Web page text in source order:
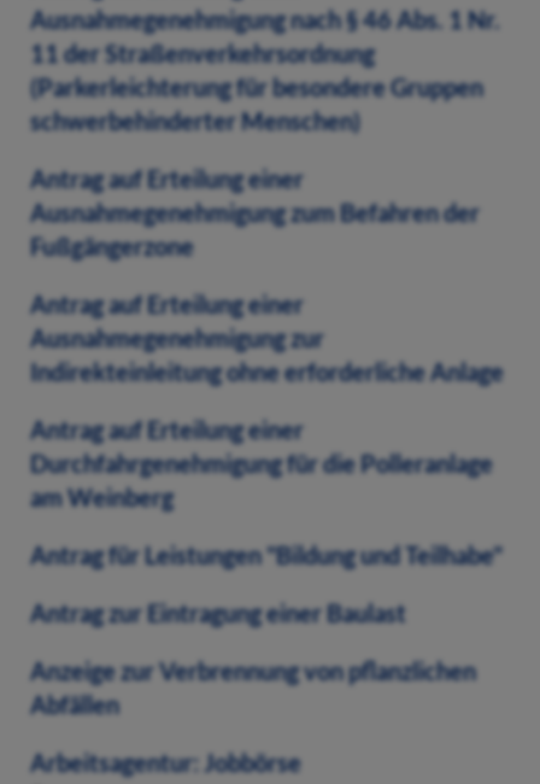
Ausnahmegenehmigung nach § 46 Abs. 1 Nr.
11 der Straßenverkehrsordnung
(Parkerleichterung für besondere Gruppen
schwerbehinderter Menschen)
Antrag auf Erteilung einer
Ausnahmegenehmigung zum Befahren der
Fußgängerzone
Antrag auf Erteilung einer
Ausnahmegenehmigung zur
Indirekteinleitung ohne erforderliche Anlage
Antrag auf Erteilung einer
Durchfahrgenehmigung für die Polleranlage
am Weinberg
Antrag für Leistungen "Bildung und Teilhabe"
Antrag zur Eintragung einer Baulast
Anzeige zur Verbrennung von pflanzlichen
Abfällen
Arbeitsagentur: Jobbörse